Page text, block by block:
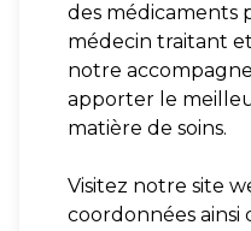
des médicaments
médecin traitant
notre
apporter le
matière de soins.
Visitez notre site
coordonnées ainsi